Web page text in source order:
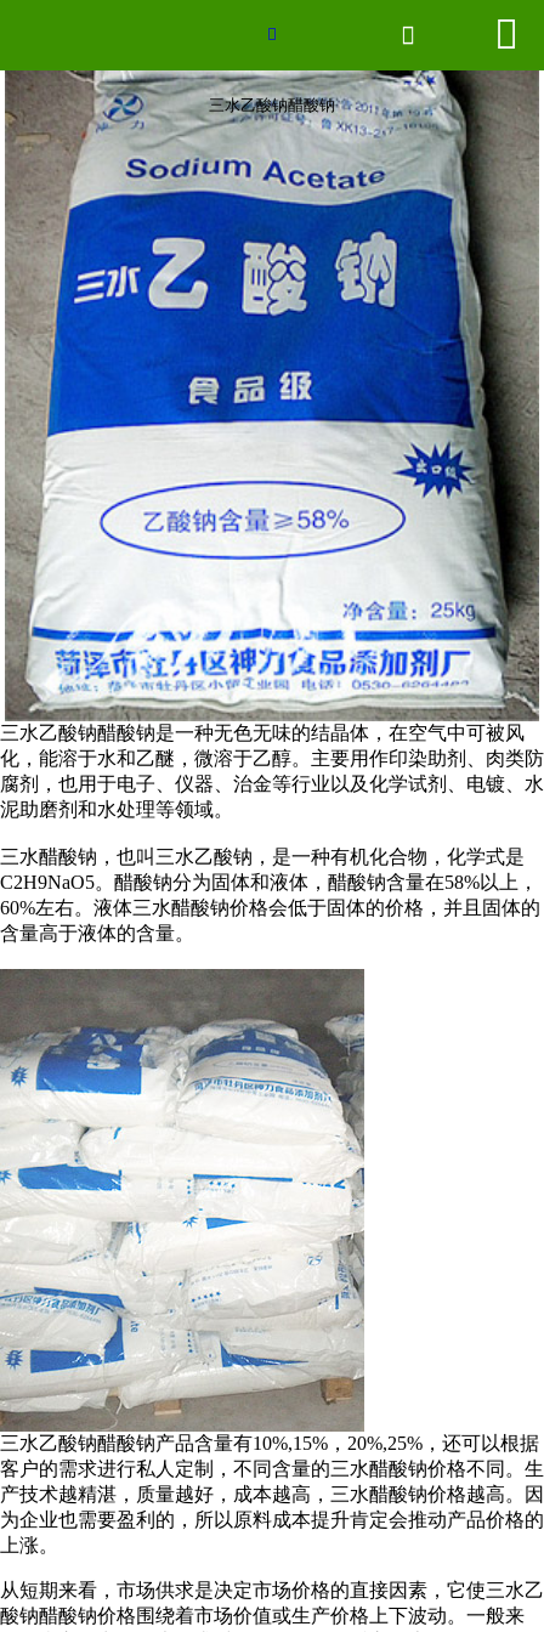
网站首页
联系我们
厂房场景
2026世界杯官网
新闻中心
产品分类

三水乙酸钠醋酸钠
 
三水乙酸钠醋酸钠是一种无色无味的结晶体，在空气中可被风
化，能溶于水和乙醚，微溶于乙醇。主要用作印染助剂、肉类防
腐剂，也用于电子、仪器、治金等行业以及化学试剂、电镀、水
泥助磨剂和水处理等领域。
三水醋酸钠，也叫三水乙酸钠，是一种有机化合物，化学式是
C2H9NaO5。醋酸钠分为固体和液体，醋酸钠含量在58%以上，
60%左右。液体三水醋酸钠价格会低于固体的价格，并且固体的
含量高于液体的含量。
三水乙酸钠醋酸钠产品含量有10%,15%，20%,25%，还可以根据
客户的需求进行私人定制，不同含量的三水醋酸钠价格不同。生
产技术越精湛，质量越好，成本越高，三水醋酸钠价格越高。因
为企业也需要盈利的，所以原料成本提升肯定会推动产品价格的
上涨。
从短期来看，市场供求是决定市场价格的直接因素，它使三水乙
酸钠醋酸钠价格围绕着市场价值或生产价格上下波动。一般来